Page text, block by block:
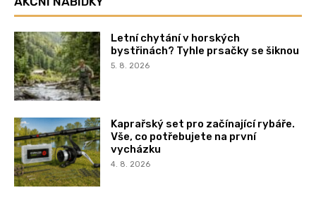
Letní chytání v horských
bystřinách? Tyhle prsačky se šiknou
5. 8. 2026
Kaprařský set pro začínající rybáře.
Vše, co potřebujete na první
vycházku
4. 8. 2026